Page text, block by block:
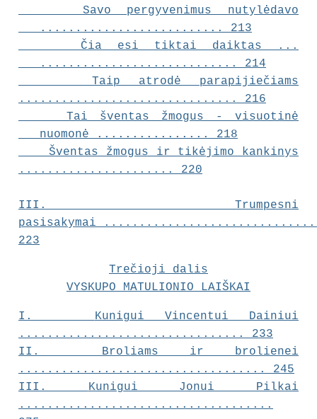
Savo pergyvenimus nutylėdavo
.......................... 213
Čia esi tiktai daiktas ...
............................ 214
Taip atrodė parapijiečiams
............................... 216
Tai šventas žmogus - visuotinė
nuomonė ................ 218
Šventas žmogus ir tikėjimo kankinys
...................... 220
III. Trumpesni
pasisakymai
223
Trečioji dalis
VYSKUPO MATULIONIO LAIŠKAI
I. Kunigui Vincentui Dainiui
................................ 233
II. Broliams ir brolienei
................................... 245
III. Kunigui Jonui Pilkai
....................................